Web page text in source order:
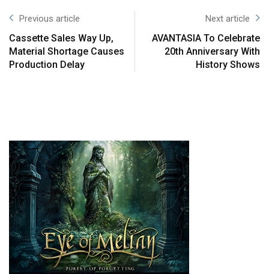
Previous article
Cassette Sales Way Up,
Material Shortage Causes
Production Delay
Next article
AVANTASIA To Celebrate
20th Anniversary With
History Shows